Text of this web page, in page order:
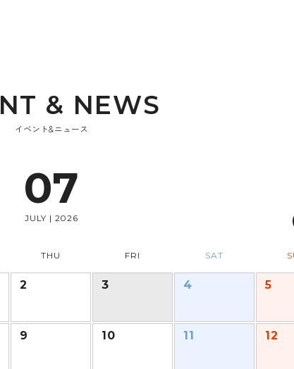
NT & NEWS
イベント&ニュース
07
JULY | 2026
THU FRI SAT
2 3 4 5
9 10 11 12